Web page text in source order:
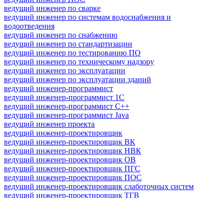
ведущий инженер по сварке
ведущий инженер по системам водоснабжения и
водоотведения
ведущий инженер по снабжению
ведущий инженер по стандартизации
ведущий инженер по тестированию ПО
ведущий инженер по техническому надзору
ведущий инженер по эксплуатации
ведущий инженер по эксплуатации зданий
ведущий инженер-программист
ведущий инженер-программист 1С
ведущий инженер-программист C++
ведущий инженер-программист Java
ведущий инженер проекта
ведущий инженер-проектировщик
ведущий инженер-проектировщик ВК
ведущий инженер-проектировщик НВК
ведущий инженер-проектировщик ОВ
ведущий инженер-проектировщик ПГС
ведущий инженер-проектировщик ПОС
ведущий инженер-проектировщик слаботочных систем
ведущий инженер-проектировщик ТГВ